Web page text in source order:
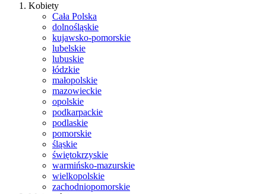
Kobiety
Cała Polska
dolnośląskie
kujawsko-pomorskie
lubelskie
lubuskie
łódzkie
małopolskie
mazowieckie
opolskie
podkarpackie
podlaskie
pomorskie
śląskie
świętokrzyskie
warmińsko-mazurskie
wielkopolskie
zachodniopomorskie